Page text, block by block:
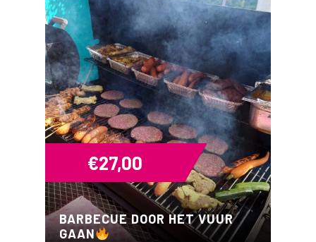
BARBECUE DOOR HET VUUR
GAAN
€27,00